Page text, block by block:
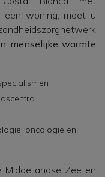
een woning, moet u
menselijke warmte
oncologie en
Zee en